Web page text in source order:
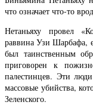
что означает что-то
Нетаньяху провел
раввина Узи Шарбафа,
был таинственным
приговорен к
палестинцев. Эти
массовые убийства,
Зеленского.